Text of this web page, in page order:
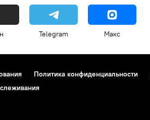
Telegram Макс
Политика конфиденциальности